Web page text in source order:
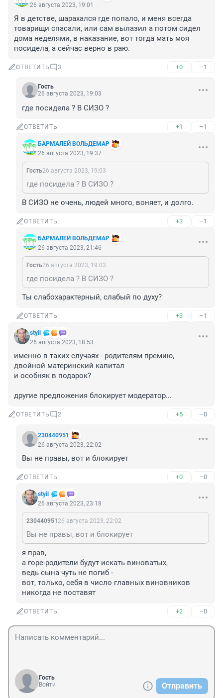
26 августа 2023, 19:01
Я в детстве, шарахался где попало, и меня всегда
товарищи спасали, или сам вылазил а потом сидел
дома неделями, в наказание, вот тогда мать моя
посидела, а сейчас верно в раю.
ОТВЕТИТЬ 3 +0 –1
Гость
26 августа 2023, 19:03
где посидела ? В СИЗО ?
ОТВЕТИТЬ +1 –1
БАРМАЛЕЙ ВОЛЬДЕМАР
26 августа 2023, 19:37
Гость26 августа 2023, 19:03
где посидела ? В СИЗО ?
В СИЗО не очень, людей много, воняет, и долго.
ОТВЕТИТЬ +3 –1
БАРМАЛЕЙ ВОЛЬДЕМАР
26 августа 2023, 21:46
Гость26 августа 2023, 19:03
где посидела ? В СИЗО ?
Ты слабохарактерный, слабый по духу?
ОТВЕТИТЬ +3 –1
styil
26 августа 2023, 18:53
именно в таких случаях - родителям премию,
двойной материнский капитал
и особняк в подарок?
другие предложения блокирует модератор...
ОТВЕТИТЬ 2 +5 –0
230440951
26 августа 2023, 22:02
Вы не правы, вот и блокирует
ОТВЕТИТЬ +0 –0
styil
26 августа 2023, 23:18
230440951 26 августа 2023, 22:02
Вы не правы, вот и блокирует
я прав,
а горе-родители будут искать виноватых,
ведь сына чуть не погиб -
вот, только, себя в число главных виновников
никогда не поставят
ОТВЕТИТЬ +2 –0
Гость
Войти
Отправить